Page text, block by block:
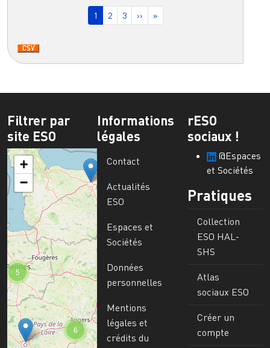
Page courante
1 Page
2 Page
3 Page suivante
›› Dernière page
»
Filtrer par
site ESO
6
5
+
−
Informations
légales
Contact
Actualités
ESO
Espaces et
Sociétés
Données
personnelles
Mentions
légales et
crédits du
rESO
sociaux !
@Espaces
et Sociétés
Pratiques
Collection
ESO HAL-
SHS
Atlas
sociaux ESO
Créer un
compte